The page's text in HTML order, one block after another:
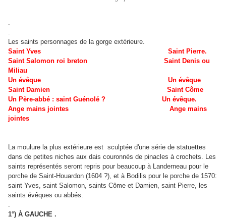
.
.
Les saints personnages de la gorge extérieure.
Saint Yves Saint Pierre.
Saint Salomon roi breton Saint Denis ou
Miliau
Un évêque Un évêque
Saint Damien Saint Côme
Un Père-abbé : saint Guénolé ? Un évêque.
Ange mains jointes ​​​​​Ange mains
jointes
La moulure la plus extérieure est sculptée d'une série de statuettes
dans de petites niches aux dais couronnés de pinacles à crochets. Les
saints représentés seront repris pour beaucoup à Landerneau pour le
porche de Saint-Houardon (1604 ?), et à Bodilis pour le porche de 1570:
saint Yves, saint Salomon, saints Côme et Damien, saint Pierre, les
saints évêques ou abbés.
.
1°) À GAUCHE .